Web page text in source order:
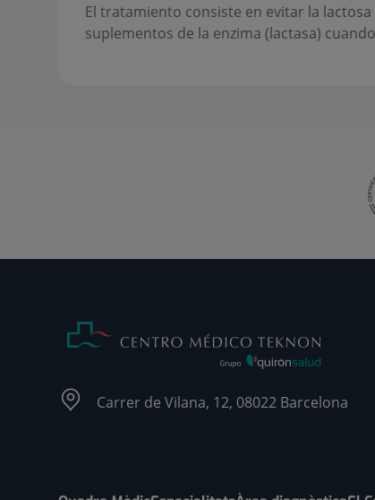
El tratamiento consiste en evitar la
suplementos de la enzima (lactasa)
Carrer de Vilana, 12, 08022 Barcelona